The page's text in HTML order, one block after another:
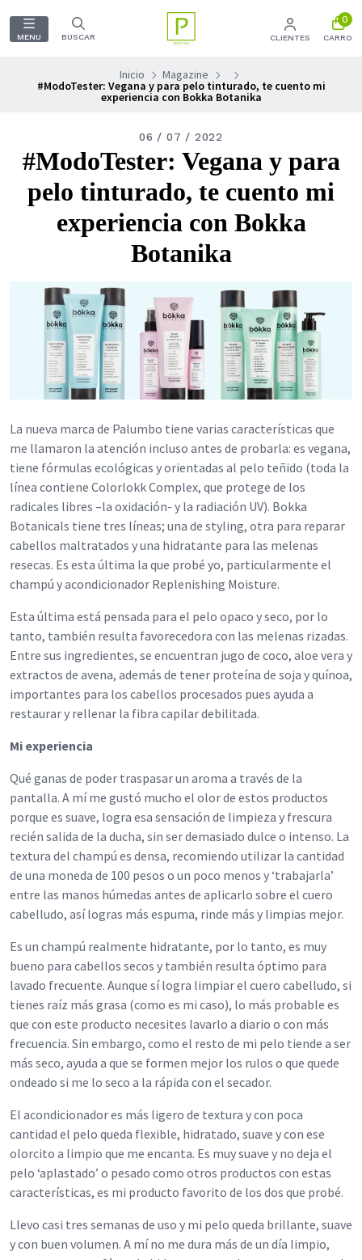
MENU BUSCAR CLIENTES
0
CARRO
Inicio Magazine
#ModoTester: Vegana y para pelo tinturado, te cuento mi
experiencia con Bokka Botanika
06 / 07 / 2022
#ModoTester: Vegana y para
pelo tinturado, te cuento mi
experiencia con Bokka
Botanika
La nueva marca de Palumbo tiene varias características que
me llamaron la atención incluso antes de probarla: es vegana,
tiene fórmulas ecológicas y orientadas al pelo teñido (toda la
línea contiene Colorlokk Complex, que protege de los
radicales libres –la oxidación- y la radiación UV). Bokka
Botanicals tiene tres líneas; una de styling, otra para reparar
cabellos maltratados y una hidratante para las melenas
resecas. Es esta última la que probé yo, particularmente el
champú y acondicionador Replenishing Moisture.
Esta última está pensada para el pelo opaco y seco, por lo
tanto, también resulta favorecedora con las melenas rizadas.
Entre sus ingredientes, se encuentran jugo de coco, aloe vera y
extractos de avena, además de tener proteína de soja y quínoa,
importantes para los cabellos procesados pues ayuda a
restaurar y rellenar la fibra capilar debilitada.
Mi experiencia
Qué ganas de poder traspasar un aroma a través de la
pantalla. A mí me gustó mucho el olor de estos productos
porque es suave, logra esa sensación de limpieza y frescura
recién salida de la ducha, sin ser demasiado dulce o intenso. La
textura del champú es densa, recomiendo utilizar la cantidad
de una moneda de 100 pesos o un poco menos y ‘trabajarla’
entre las manos húmedas antes de aplicarlo sobre el cuero
cabelludo, así logras más espuma, rinde más y limpias mejor.
Es un champú realmente hidratante, por lo tanto, es muy
bueno para cabellos secos y también resulta óptimo para
lavado frecuente. Aunque sí logra limpiar el cuero cabelludo, si
tienes raíz más grasa (como es mi caso), lo más probable es
que con este producto necesites lavarlo a diario o con más
frecuencia. Sin embargo, como el resto de mi pelo tiende a ser
más seco, ayuda a que se formen mejor los rulos o que quede
ondeado si me lo seco a la rápida con el secador.
El acondicionador es más ligero de textura y con poca
cantidad el pelo queda flexible, hidratado, suave y con ese
olorcito a limpio que me encanta. Es muy suave y no deja el
pelo ‘aplastado’ o pesado como otros productos con estas
características, es mi producto favorito de los dos que probé.
Llevo casi tres semanas de uso y mi pelo queda brillante, suave
y con buen volumen. A mí no me dura más de un día limpio,